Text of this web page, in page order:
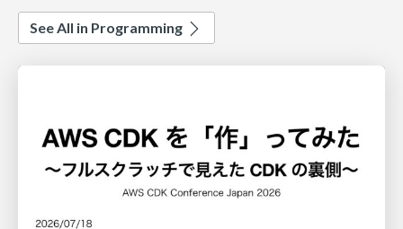
See All in Programming